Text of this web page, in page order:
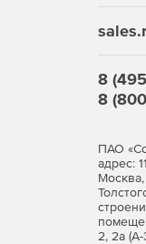
8
8
ПАО
адрес:
2, 2а (А-